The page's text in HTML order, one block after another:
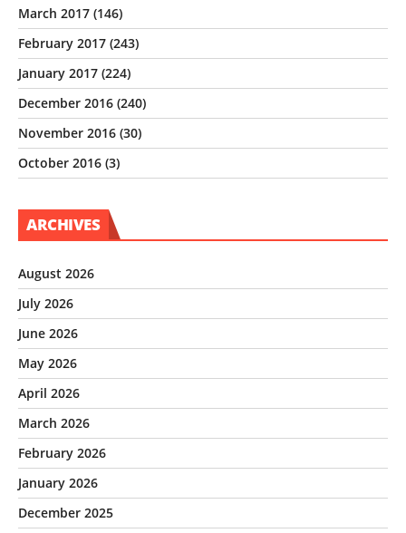
March 2017 (146)
February 2017 (243)
January 2017 (224)
December 2016 (240)
November 2016 (30)
October 2016 (3)
ARCHIVES
August 2026
July 2026
June 2026
May 2026
April 2026
March 2026
February 2026
January 2026
December 2025